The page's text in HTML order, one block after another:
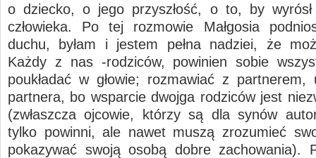
o dziecko, o jego przyszłość, o to, by
człowieka. Po tej rozmowie Małgosia
duchu, byłam i jestem pełna nadziei, że
Każdy z nas -rodziców, powinien sobie
poukładać w głowie; rozmawiać z partnerem,
partnera, bo wsparcie dwojga rodziców jest
(zwłaszcza ojcowie, którzy są dla synów
tylko powinni, ale nawet muszą zrozumieć
pokazywać swoją osobą dobre zachowania).